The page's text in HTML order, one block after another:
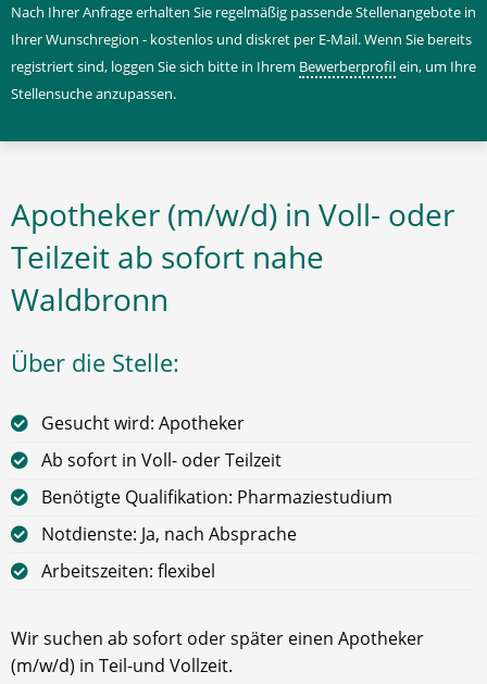
Nach Ihrer Anfrage erhalten Sie regelmäßig passende Stellenangebote in
Ihrer Wunschregion - kostenlos und diskret per E-Mail. Wenn Sie bereits
registriert sind, loggen Sie sich bitte in Ihrem Bewerberprofilein, um Ihre
Stellensuche anzupassen.
Apotheker (m/w/d) in Voll- oder
Teilzeit ab sofort nahe
Waldbronn
Über die Stelle:
Gesucht wird: Apotheker
Ab sofort in Voll- oder Teilzeit
Benötigte Qualifikation: Pharmaziestudium
Notdienste: Ja, nach Absprache
Arbeitszeiten: flexibel
Wir suchen ab sofort oder später einen Apotheker
(m/w/d) in Teil-und Vollzeit.